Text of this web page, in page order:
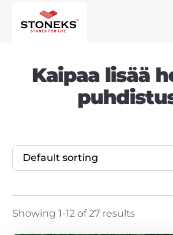
Kaipaa lisää
Default sorting
Showing 1-12 of 27 results